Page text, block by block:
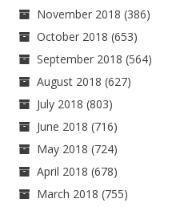
November 2018 (386)
October 2018 (653)
September 2018 (564)
August 2018 (627)
July 2018 (803)
June 2018 (716)
May 2018 (724)
April 2018 (678)
March 2018 (755)